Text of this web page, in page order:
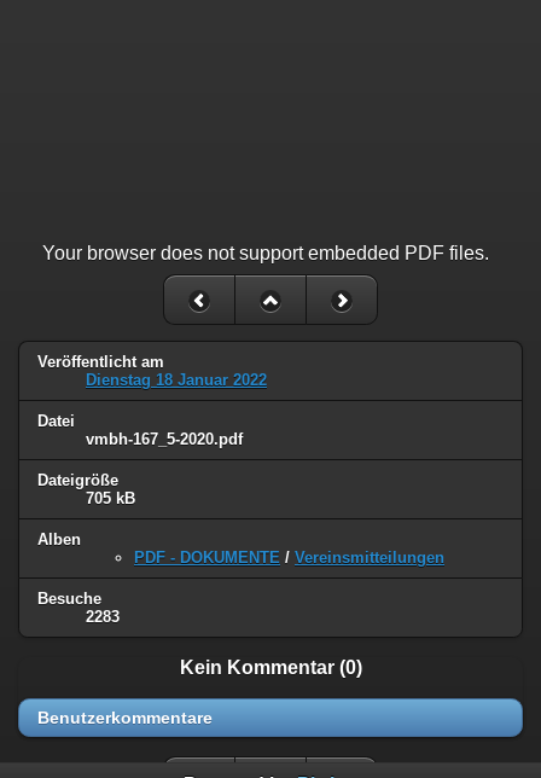
Your browser does not support embedded PDF files.
Veröffentlicht am
Dienstag 18 Januar 2022
Datei
vmbh-167_5-2020.pdf
Dateigröße
705 kB
Alben
PDF - DOKUMENTE / Vereinsmitteilungen
Besuche
2283
Kein Kommentar (0)
Benutzerkommentare